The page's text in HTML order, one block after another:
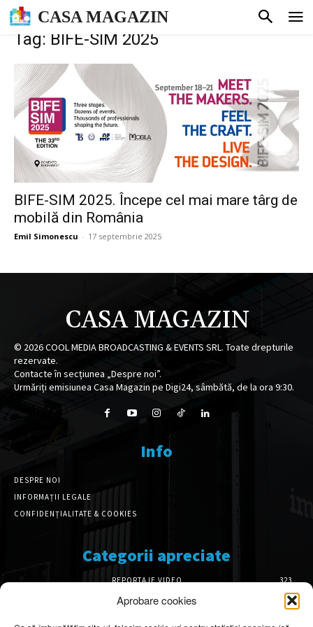
Aprobare cookies
CASA MAGAZIN
Tag: BIFE-SIM 2025
BIFE-SIM 2025. Începe cel mai mare târg de
mobilă din România
Emil Simonescu - 17 septembrie 2025
CASA MAGAZIN
© 2026COOL MEDIA BROADCASTING & EVENTS SRL. Toate drepturile
rezervate.
Contacte în secțiunea „Despre noi”.
Urmăriți emisiunea Casa Magazin pe Digi24, sâmbătă, de la ora 9:30.
Info
DESPRE NOI
INFORMAȚII LEGALE
CONFIDENȚIALITATE & COOKIES
Categorii apreciate
REPORTAJE VIDEO
323
AMENAJĂRI INTERIOARE
126